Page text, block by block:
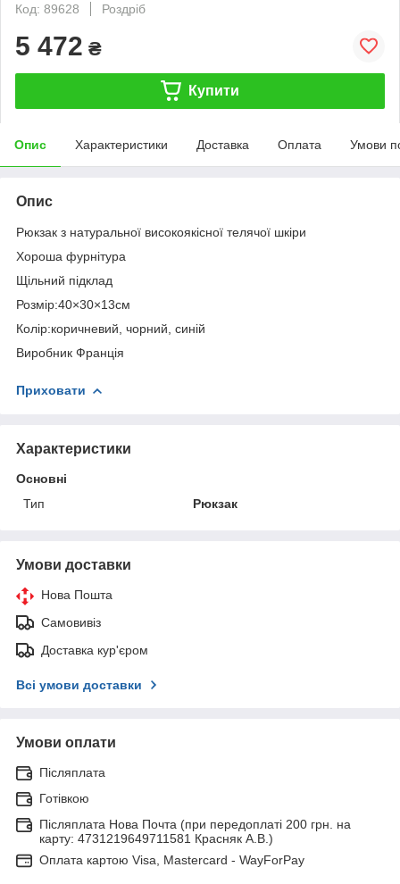
Код: 89628
Роздріб
5 472 ₴
Купити
Опис Характеристики Доставка Оплата Умови
Опис
Рюкзак з натуральної високоякісної телячої шкіри
Хороша фурнітура
Щільний підклад
Розмір:40×30×13см
Колір:коричневий, чорний, синій
Виробник Франція
Приховати
Характеристики
Основні
Тип
Рюкзак
Умови доставки
Нова Пошта
Самовивіз
Доставка кур'єром
Всі умови доставки
Умови оплати
Післяплата
Готівкою
Післяплата Нова Почта (при передоплаті 200 грн. на
карту: 4731219649711581 Красняк А.В.)
Оплата картою Visa, Mastercard - WayForPay